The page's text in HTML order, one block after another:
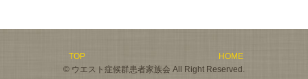
TOP
HOME
© ウエスト症候群患者家族会 All Right Reserved.